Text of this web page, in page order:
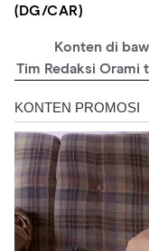
(DG/CAR)
Konten di
Tim Redaksi Orami